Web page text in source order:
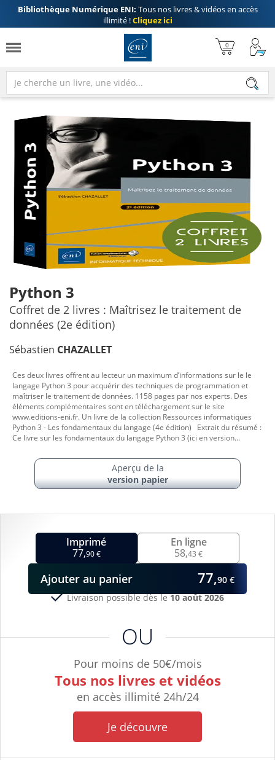
Bibliothèque Numérique ENI: Tous nos livres & vidéos en accès
illimité !Cliquez ici
Python 3
Coffret de 2 livres : Maîtrisez le traitement de
données (2e édition)
Sébastien CHAZALLET
Imprimé
77,90 €
OU
Pour moins de 50€/mois
Tous nos livres et vidéos
en accès illimité 24h/24
Je découvre
Livraison possible dès le10 août 2026
En ligne
58,43 €
Ajouter au panier 77,90 €
Ces deux livres offrent au lecteur un maximum d’informations sur le le
langage Python 3 pour acquérir des techniques de programmation et
maîtriser le traitement de données. 1158 pages par nos experts. Des
éléments complémentaires sont en téléchargement sur le site
www.editions-eni.fr. Un livre de la collection Ressources informatiques
Python 3 - Les fondamentaux du langage (4e édition) Extrait du résumé :
Ce livre sur les fondamentaux du langage Python 3 (ici en version...
Aperçu de la
version papier